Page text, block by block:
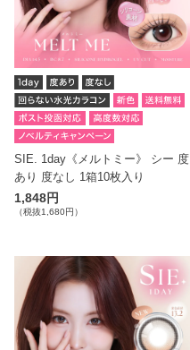
SIE. 1day《メルトミー》 シー 度
あり 度なし 1箱10枚入り
1,848円
（税抜1,680円）